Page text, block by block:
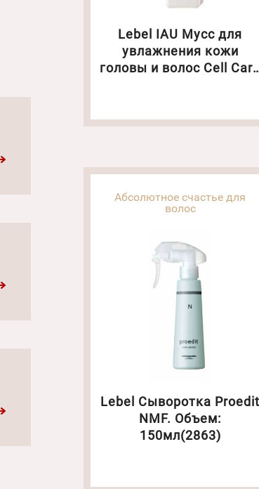
Lebel IAU Мусс для
увлажнения кожи
головы и волос Cell
Абсолютное счастье для
волос
Lebel Сыворотка Proedit
NMF. Объем:
150мл(2863)